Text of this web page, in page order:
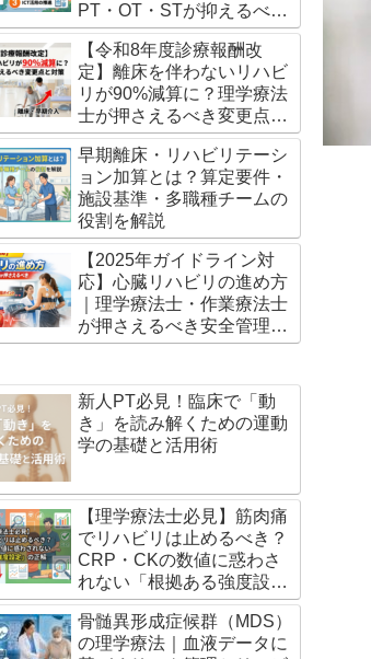
PT・OT・STが抑えるべき
3つのポイント
【令和8年度診療報酬改
定】離床を伴わないリハビ
リが90%減算に？理学療法
士が押さえるべき変更点と
対策
早期離床・リハビリテーシ
ョン加算とは？算定要件・
施設基準・多職種チームの
役割を解説
【2025年ガイドライン対
応】心臓リハビリの進め方
｜理学療法士・作業療法士
が押さえるべき安全管理と
運動処方の実践ポイント
新人PT必見！臨床で「動
き」を読み解くための運動
学の基礎と活用術
【理学療法士必見】筋肉痛
でリハビリは止めるべき？
CRP・CKの数値に惑わさ
れない「根拠ある強度設
定」の正解
骨髄異形成症候群（MDS）
の理学療法｜血液データに